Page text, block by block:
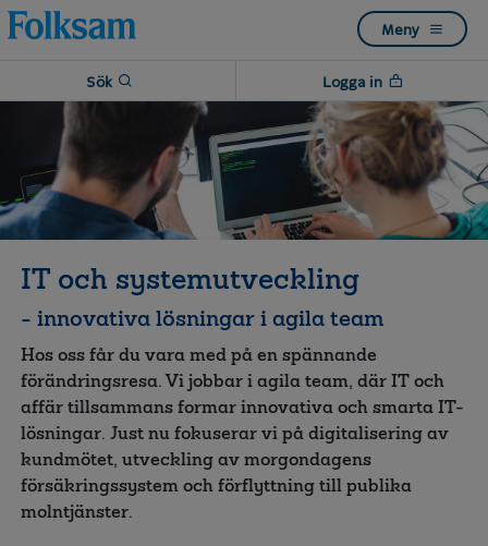
Till
navigation
Till
innehåll
Meny
Sök Logga in
IT och systemutveckling
- innovativa lösningar i agila team
Hos oss får du vara med på en spännande
förändringsresa. Vi jobbar i agila team, där IT och
affär tillsammans formar innovativa och smarta IT-
lösningar. Just nu fokuserar vi på digitalisering av
kundmötet, utveckling av morgondagens
försäkringssystem och förflyttning till publika
molntjänster.